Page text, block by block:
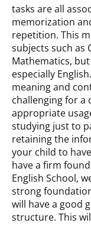
tasks are all
memorization
repetition. This
subjects such as
Mathematics,
especially
meaning and
challenging for a
appropriate
studying just to
retaining the
your child to
have a firm
English School,
strong
will have a good
structure. This